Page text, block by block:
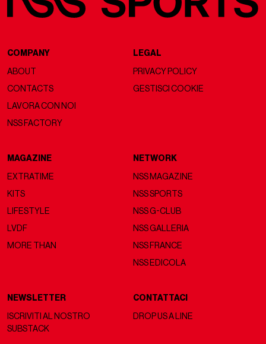
COMPANY
ABOUT
CONTACTS
LAVORA CON NOI
NSS FACTORY
LEGAL
PRIVACY POLICY
GESTISCI COOKIE
MAGAZINE
EXTRATIME
KITS
LIFESTYLE
LVDF
MORE THAN
NETWORK
NSS MAGAZINE
NSS SPORTS
NSS G-CLUB
NSS GALLERIA
NSS FRANCE
NSS EDICOLA
NEWSLETTER
ISCRIVITI AL NOSTRO
SUBSTACK
CONTATTACI
DROP US A LINE